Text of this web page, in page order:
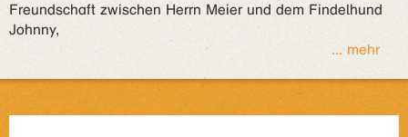
Freundschaft zwischen Herrn Meier und dem Findelhund
Johnny,
... mehr